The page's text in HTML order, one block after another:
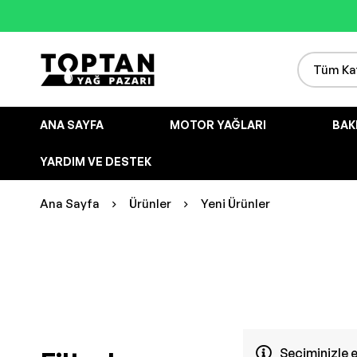
ANA SAYFA MOTOR YAĞLARI
YARDIM VE DESTEK
Ana Sayfa Ürünler Yeni Ürünler
Seçiminizle